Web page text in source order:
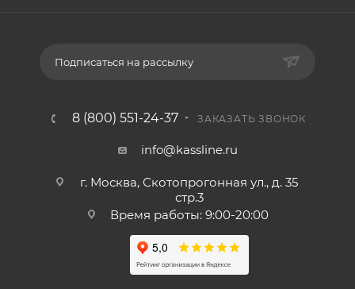
Подписаться на рассылку
8 (800) 551-24-37 ЗАКАЗАТЬ ЗВОНОК
info@kassline.ru
г. Москва, Скотопрогонная ул., д. 35
стр.3
Время работы: 9:00-20:00